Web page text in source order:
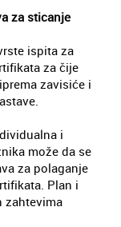
za sticanje
ispita za
za čije
zavisiće i
i
može da se
za polaganje
Plan i
zahtevima